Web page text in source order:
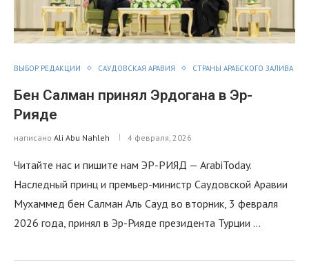
ВЫБОР РЕДАКЦИИ САУДОВСКАЯ АРАВИЯ СТРАНЫ АРАБСКОГО ЗАЛИВА
Бен Салман принял Эрдогана в Эр-
Рияде
написано Ali Abu Nahleh 4 февраля, 2026
Читайте нас и пишите нам ЭР-РИЯД — ArabiToday.
Наследный принц и премьер-министр Саудовской Аравии
Мухаммед бен Салман Аль Сауд во вторник, 3 февраля
2026 года, принял в Эр-Рияде президента Турции …